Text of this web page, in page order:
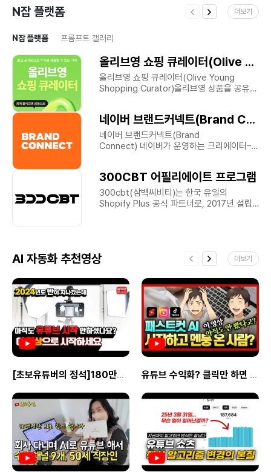
N잡 플랫폼
N잡 플랫폼 프롬프트 갤러리
더보기
올리브영 쇼핑 큐레이터(Olive Young Shopping Curator)
올리브영 쇼핑 큐레이터(Olive Young
Shopping Curator)올리브영 상품을 공유해
통해 구매가 발생하면 일정 수수료가
지급됩니다. 왜 올리브영 쇼핑 큐레이터인가
올리브영 공식 제휴 프로그램 인스타그램,
블로그, 유튜브 등 어디서나 링크 공유 가능
제품 시딩·리워드 등 다양한 추가 혜택 제공
수익화 방법 올리브영 상품 페이지에서 공유
링크 생성 SNS, 블로그 등 본인 채널에 게시
링크를 통해 구매 발생 시 수수료 정산 추천
마케터, N잡러 참여 방법 올리브영 쇼핑
큐레이터 페이지 접속 로그인 후 ‘쇼핑
생성 → 공유로 수익 시작 유의사항 반드시
‘상품 링크 생성’ 버튼으로 만든 링크만 유효
부적절한 콘텐츠에는 링크 게재 불가
게시물에 “이 콘텐츠는 쇼핑 큐레이터
활동으로 수익을 얻을 수 있습니다” 문구
필요 지금 바로 올리브영 쇼핑 큐레이터
참여하기
쇼핑 큐레이터 기획전 상세 |
올리브영올리브영 올리브영 쇼핑 큐레이터
상품 보러가기
https://www.oliveyoung.co.kr/store/
네이버 브랜드커넥트(Brand Connect)
네이버 브랜드커넥트(Brand
Connect) 네이버가 운영하는 크리에이터–
누구나 참여해 브랜드 캠페인을 통해 수익을
얻을 수 있습니다.왜 브랜드커넥트인가
네이버 공식 제휴 플랫폼으로 높은 신뢰도
쇼핑커넥트 연동으로 상품 홍보 수익 가능
방법 콘텐츠를 운영 중이라면 캠페인을
선택해 참여하고, 승인되면 수익이
정산됩니다.이용 절차 네이버 로그인 후 채널
등록 캠페인 선택 및 콘텐츠 제작 검수 승인
후 수익 확정 대시보드에서 실적 확인 추천
대상 블로거, 유튜버, 인스타 크리에이터
브랜드 제휴로 수익을 늘리고 싶은 사람
네이버 생태계에서 안정적 제휴 수익을
원하는 사람 신청 방법
https://brandconnect.naver.com/about/
승인 후 캠페인 참여 시작 쇼핑커넥트 연동
구매 발생 시 자동으로 수익이 정산됩니다.
지금 바로 네이버 브랜드커넥트 등록하기 →
https://brandconnect.naver.com/about/
브랜드
커넥트https://brandconnect.naver.com/
300CBT 어필리에이트 프로그램
300cbt(삼백씨비티)는 한국 유일의
Shopify Plus 공식 파트너로, 2017년 설립
파트너, 300CBT란?300CBT는 Shopify
공식 파트너로, 해외 이커머스 전문 구축·운영
에이전시입니다.한국 브랜드의 글로벌 진출을
위해 쇼피파이 기반 온라인 스토어를
기획부터 개발, 마케팅까지 올인원으로
지원합니다.왜 300CBT인가?Shopify Plus
공식 파트너 (한국 유일)350개 이상 글로벌
쇼핑몰 구축 / 30개국 이상 진출 경험디올,
아모레퍼시픽, 오호라, 닥터마틴 등 대형
브랜드 다수 협업쇼피파이 마이그레이션,
기술 전문성지금 바로 수익화!300CBT
창업을 고민하는 사람,브랜딩·마케팅에 관심
있는 지인이 있다면링크 하나로 수익을 얻을
수 있는 기회!어떻게 작동하나요?신청만 하면
개인 추천 링크 지급내가 공유한 링크로
누군가 상담 요청 or 계약하면즉시 수익 지급!
(최대 수백만 원까지 가능)누가 참여하면
좋을까?쇼핑몰 창업에 관심 있는 사람들과
AI 자동화 추천영상 더보기
[초보유튜버의 정석]180만명이 시청한 유튜브 시작의 정석 몰아보기 | 유튜브 훈련소 베스트 콜렉션 유튜브 수익화? 클릭만 하면 끝! 상품 영상 자동 생성하는 법 패스트컷AI 상품 리뷰 영상 만들기 총정리